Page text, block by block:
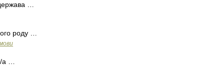
…
роду …
…